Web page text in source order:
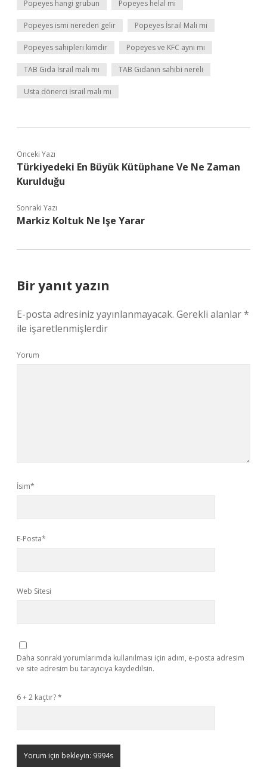
Popeyes hangi grubun Popeyes helal mi
Popeyes ismi nereden gelir Popeyes İsrail Mali mi
Popeyes sahipleri kimdir Popeyes ve KFC aynı mı
TAB Gıda İsrail malı mı TAB Gıdanın sahibi nereli
Usta dönerci İsrail malı mı
Önceki Yazı
Türkiyedeki En Büyük Kütüphane Ve Ne Zaman
Kurulduğu
Sonraki Yazı
Markiz Koltuk Ne Işe Yarar
Bir yanıt yazın
E-posta adresiniz yayınlanmayacak. Gerekli alanlar*
ile işaretlenmişlerdir
Yorum
İsim*
E-Posta*
Web Sitesi
Daha sonraki yorumlarımda kullanılması için adım, e-posta adresim
ve site adresim bu tarayıcıya kaydedilsin.
6 + 2 kaçtır?*